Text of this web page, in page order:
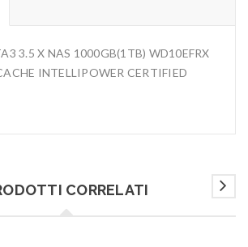
3.5 X NAS 1000GB(1TB) WD10EFRX
INTELLIPOWER CERTIFIED
CORRELATI